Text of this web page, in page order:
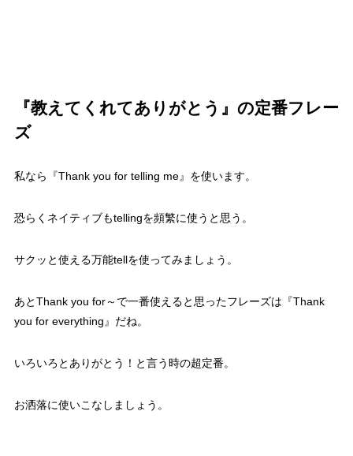
『教えてくれてありがとう』の定番フレー
ズ
私なら 『Thank you for telling me』 を使います。
恐らくネイティブもtellingを頻繁に使うと思う。
サクッと使える万能tellを使ってみましょう。
あとThank you for～で一番使えると思ったフレーズは 『Thank
you for everything』 だね。
いろいろとありがとう！と言う時の超定番。
お洒落に使いこなしましょう。